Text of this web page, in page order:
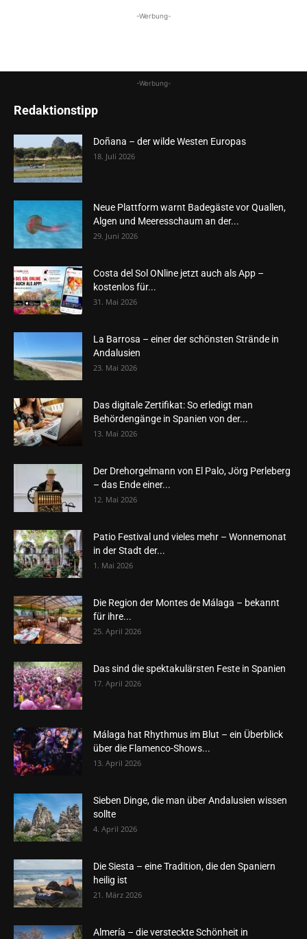
-Werbung-
-Werbung-
Redaktionstipp
Doñana – der wilde Westen Europas
18. Juli 2026
Neue Plattform warnt Badegäste vor Quallen,
Algen und Meeresschaum an der...
29. Juni 2026
Costa del Sol ONline jetzt auch als App –
kostenlos für...
31. Mai 2026
La Barrosa – einer der schönsten Strände in
Andalusien
23. Mai 2026
Das digitale Zertifikat: So erledigt man
Behördengänge in Spanien von der...
13. Mai 2026
Der Drehorgelmann von El Palo, Jörg Perleberg
– das Ende einer...
12. Mai 2026
Patio Festival und vieles mehr – Wonnemonat
in der Stadt der...
1. Mai 2026
Die Region der Montes de Málaga – bekannt
für ihre...
25. April 2026
Das sind die spektakulärsten Feste in Spanien
17. April 2026
Málaga hat Rhythmus im Blut – ein Überblick
über die Flamenco-Shows...
13. April 2026
Sieben Dinge, die man über Andalusien wissen
sollte
4. April 2026
Die Siesta – eine Tradition, die den Spaniern
heilig ist
21. März 2026
Almería – die versteckte Schönheit in